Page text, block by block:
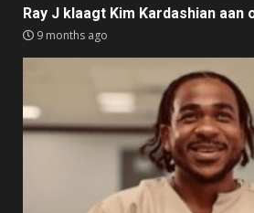
Ray J klaagt Kim Kardashian aan
9 months ago